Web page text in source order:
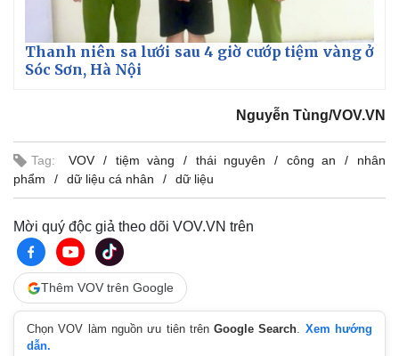
Thanh niên sa lưới sau 4 giờ cướp tiệm vàng ở
Sóc Sơn, Hà Nội
Nguyễn Tùng/VOV.VN
Tag: VOV tiệm vàng thái nguyên công an
nhân
phẩm
dữ liệu cá nhân dữ liệu
Mời quý độc giả theo dõi VOV.VN trên
Thêm VOV trên Google
Chọn VOV làm nguồn ưu tiên trênGoogle Search. Xem hướng
dẫn.